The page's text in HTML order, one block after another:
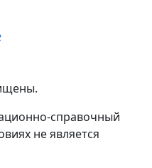
справочный
не является